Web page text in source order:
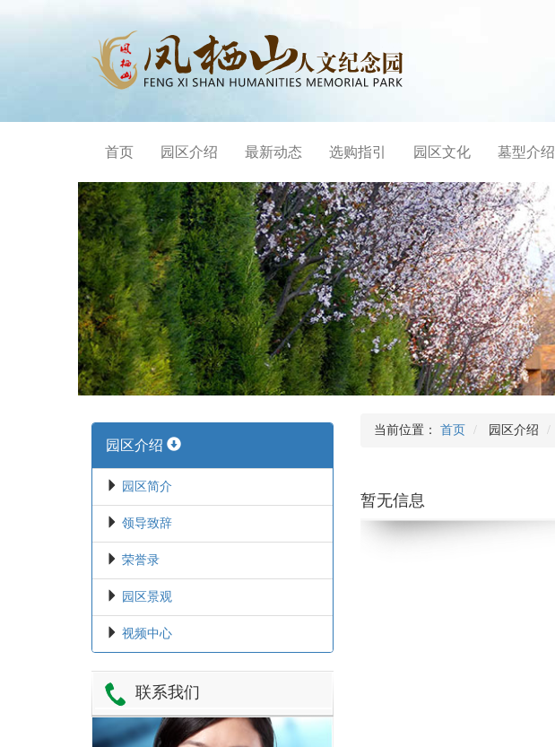
首页 园区介绍 最新动态 选购指引 园区文化 墓型介绍
园区介绍
园区简介
领导致辞
荣誉录
园区景观
视频中心
联系我们
当前位置： 首页 园区介绍
暂无信息